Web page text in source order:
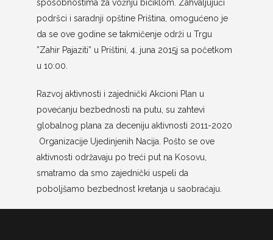
sposobnostima za vožnju biciklom. Zahvaljujući
podršci i saradnji opštine Priština, omogućeno je
da se ove godine se takmičenje održi u Trgu
”Zahir Pajaziti” u Prištini, 4. juna 2015j sa početkom
u 10:00.
Razvoj aktivnosti i zajednički Akcioni Plan u
povećanju bezbednosti na putu, su zahtevi
globalnog plana za deceniju aktivnosti 2011-2020
Organizacije Ujedinjenih Nacija. Pošto se ove
aktivnosti održavaju po treći put na Kosovu,
smatramo da smo zajednički uspeli da
poboljšamo bezbednost kretanja u saobraćaju.